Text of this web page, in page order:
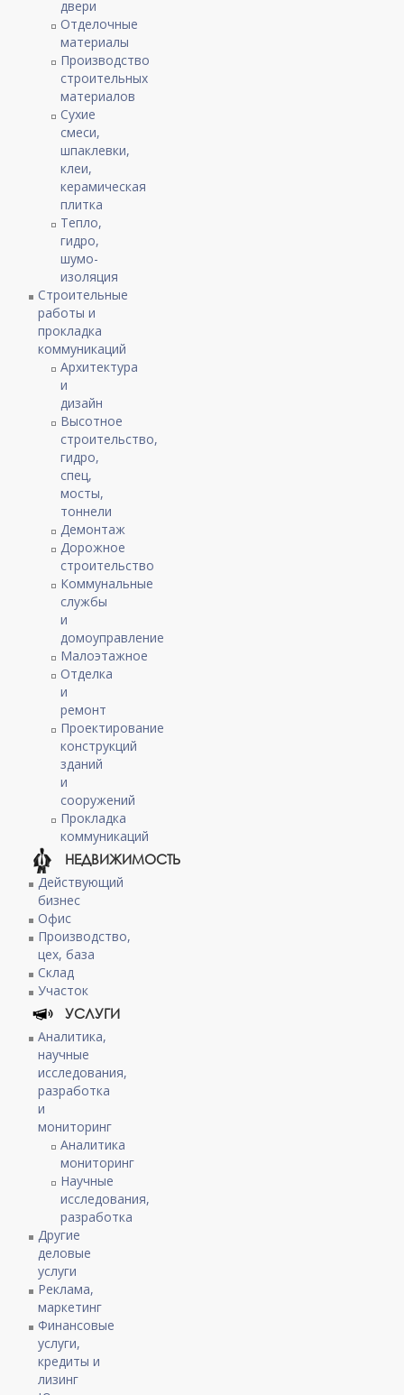
двери
Отделочные
материалы
Производство
строительных
материалов
Сухие
смеси,
шпаклевки,
клеи,
керамическая
плитка
Тепло,
гидро,
шумо-
изоляция
Строительные
работы и
прокладка
коммуникаций
Архитектура
и
дизайн
Высотное
строительство,
гидро,
спец,
мосты,
тоннели
Демонтаж
Дорожное
строительство
Коммунальные
службы
и
домоуправление
Малоэтажное
Отделка
и
ремонт
Проектирование
конструкций
зданий
и
сооружений
Прокладка
коммуникаций
НЕДВИЖИМОСТЬ
Действующий
бизнес
Офис
Производство,
цех, база
Склад
Участок
УСЛУГИ
Аналитика,
научные
исследования,
разработка
и
мониторинг
Аналитика
мониторинг
Научные
исследования,
разработка
Другие
деловые
услуги
Реклама,
маркетинг
Финансовые
услуги,
кредиты и
лизинг